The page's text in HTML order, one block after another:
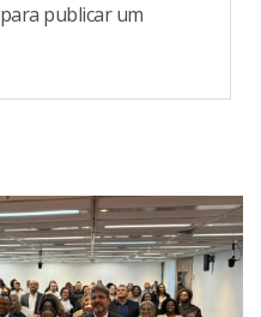
para publicar um